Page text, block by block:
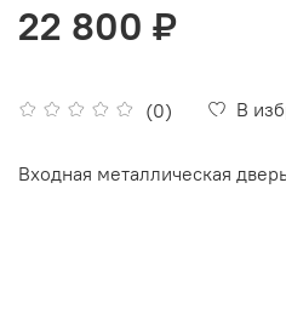
(0) В
22 800 ₽
Входная металлическая